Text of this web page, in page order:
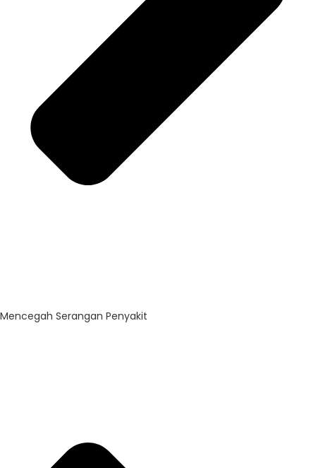
Mencegah Serangan Penyakit